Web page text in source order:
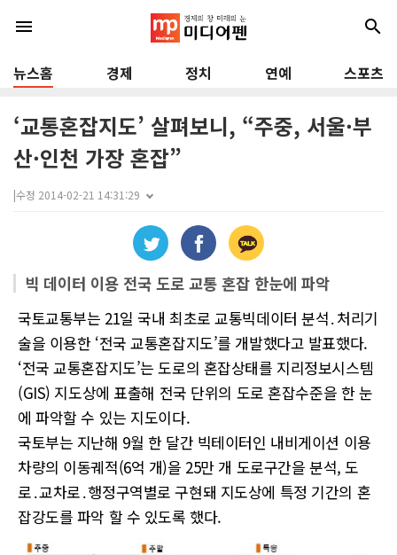
menu search
뉴스홈 경제 정치 연예 스포츠
‘교통혼잡지도’ 살펴보니, “주중, 서울·부
산·인천 가장 혼잡”
|수정 2014-02-21 14:31:29
빅 데이터 이용 전국 도로 교통 혼잡 한눈에 파악
국토교통부는 21일 국내 최초로 교통빅데이터 분석․처리기
술을 이용한 ‘전국 교통혼잡지도’를 개발했다고 발표했다.
‘전국 교통혼잡지도’는 도로의 혼잡상태를 지리정보시스템
(GIS) 지도상에 표출해 전국 단위의 도로 혼잡수준을 한 눈
에 파악할 수 있는 지도이다.
국토부는 지난해 9월 한 달간 빅테이터인 내비게이션 이용
차량의 이동궤적(6억 개)을 25만 개 도로구간을 분석, 도
로․교차로․행정구역별로 구현돼 지도상에 특정 기간의 혼
잡강도를 파악 할 수 있도록 했다.